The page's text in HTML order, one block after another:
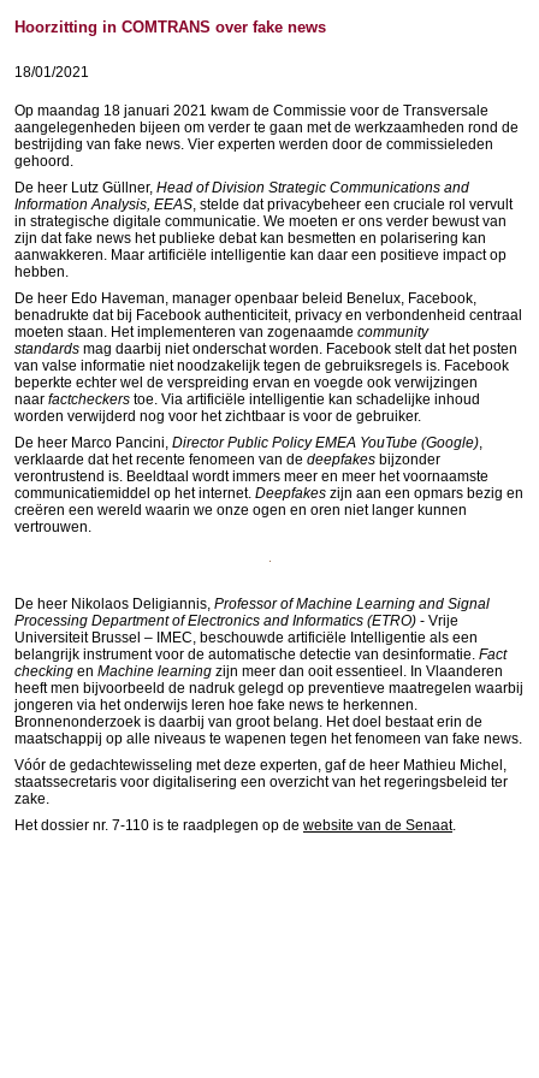
Hoorzitting in COMTRANS over fake news
18/01/2021
Op maandag 18 januari 2021 kwam de Commissie voor de Transversale
aangelegenheden bijeen om verder te gaan met de werkzaamheden rond de
bestrijding van fake news. Vier experten werden door de commissieleden
gehoord.
De heer Lutz Güllner, Head of Division Strategic Communications and
Information Analysis, EEAS, stelde dat privacybeheer een cruciale rol vervult
in strategische digitale communicatie. We moeten er ons verder bewust van
zijn dat fake news het publieke debat kan besmetten en polarisering kan
aanwakkeren. Maar artificiële intelligentie kan daar een positieve impact op
hebben.
De heer Edo Haveman, manager openbaar beleid Benelux, Facebook,
benadrukte dat bij Facebook authenticiteit, privacy en verbondenheid centraal
moeten staan. Het implementeren van zogenaamde community
standards mag daarbij niet onderschat worden. Facebook stelt dat het posten
van valse informatie niet noodzakelijk tegen de gebruiksregels is. Facebook
beperkte echter wel de verspreiding ervan en voegde ook verwijzingen
naar factcheckers toe. Via artificiële intelligentie kan schadelijke inhoud
worden verwijderd nog voor het zichtbaar is voor de gebruiker.
De heer Marco Pancini, Director Public Policy EMEA YouTube (Google),
verklaarde dat het recente fenomeen van de deepfakes bijzonder
verontrustend is. Beeldtaal wordt immers meer en meer het voornaamste
communicatiemiddel op het internet. Deepfakes zijn aan een opmars bezig en
creëren een wereld waarin we onze ogen en oren niet langer kunnen
vertrouwen.
De heer Nikolaos Deligiannis, Professor of Machine Learning and Signal
Processing Department of Electronics and Informatics (ETRO) - Vrije
Universiteit Brussel – IMEC, beschouwde artificiële Intelligentie als een
belangrijk instrument voor de automatische detectie van desinformatie. Fact
checking en Machine learning zijn meer dan ooit essentieel. In Vlaanderen
heeft men bijvoorbeeld de nadruk gelegd op preventieve maatregelen waarbij
jongeren via het onderwijs leren hoe fake news te herkennen.
Bronnenonderzoek is daarbij van groot belang. Het doel bestaat erin de
maatschappij op alle niveaus te wapenen tegen het fenomeen van fake news.
Vóór de gedachtewisseling met deze experten, gaf de heer Mathieu Michel,
staatssecretaris voor digitalisering een overzicht van het regeringsbeleid ter
zake.
Het dossier nr. 7-110 is te raadplegen op de website van de Senaat.